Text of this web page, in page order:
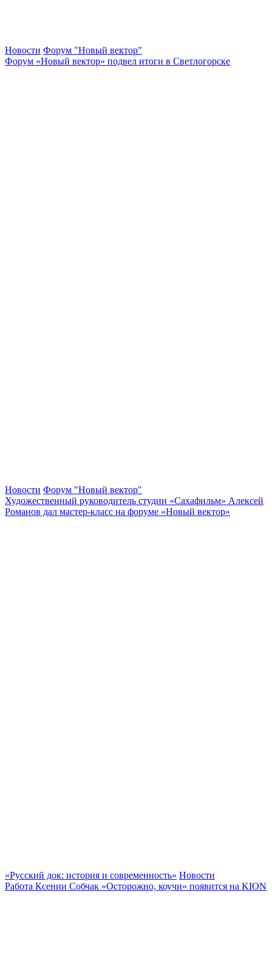
Новости Форум "Новый вектор"
Форум «Новый вектор» подвел итоги в Светлогорске
Новости Форум "Новый вектор"
Художественный руководитель студии «Сахафильм» Алексей
Романов дал мастер-класс на форуме «Новый вектор»
«Русский док: история и современность» Новости
Работа Ксении Собчак «Осторожно, коучи» появится на KION